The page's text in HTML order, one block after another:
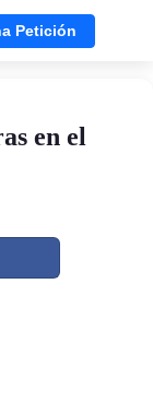
Petición
en el